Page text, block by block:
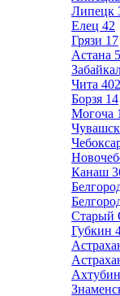
Липецк
Елец 42
Грязи 17
Астана
Чита 402
Борзя 14
Могоча
Канаш
Старый
Губкин